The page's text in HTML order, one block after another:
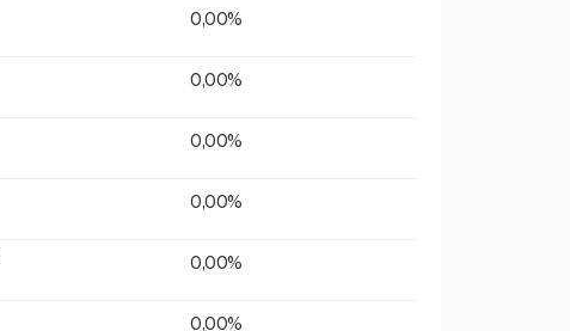
0,00%
0,00%
0,00%
0,00%
0,00%
0,00%